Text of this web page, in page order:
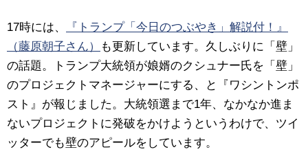
17時には、
『トランプ「今日のつぶやき」解説付！』
（藤原朝子さん）
も更新しています。久しぶりに「壁」
の話題。トランプ大統領が娘婿のクシュナー氏を「壁」
のプロジェクトマネージャーにする、と『ワシントンポ
スト』が報じました。大統領選まで1年、なかなか進ま
ないプロジェクトに発破をかけようというわけで、ツイ
ッターでも壁のアピールをしています。